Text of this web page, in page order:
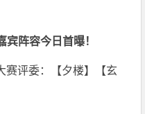
阵容今日首曝！
赛评委：【夕楼】【玄